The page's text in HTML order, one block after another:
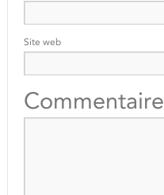
Site web
Commentaire